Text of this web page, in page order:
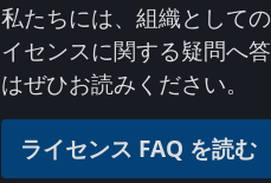
私たちには、組織として
イセンスに関する疑問へ
はぜひお読みください。
ライセンス FAQ を読む